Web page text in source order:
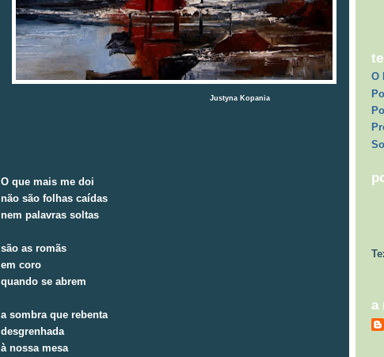
Justyna Kopania
O que mais me doi
não são folhas caídas
nem palavras soltas
são as romãs
em coro
quando se abrem
a sombra que rebenta
desgrenhada
à nossa mesa
O
a